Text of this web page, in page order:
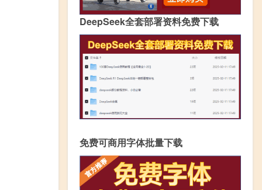
DeepSeek全套部署资料免费下载
免费可商用字体批量下载